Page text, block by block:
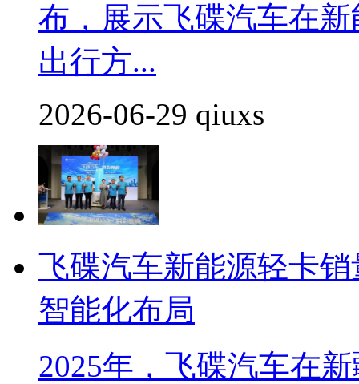
布，展示飞碟汽车在
出行方...
2026-06-29 qiuxs
飞碟汽车新能源轻卡
智能化布局
2025年，飞碟汽车在